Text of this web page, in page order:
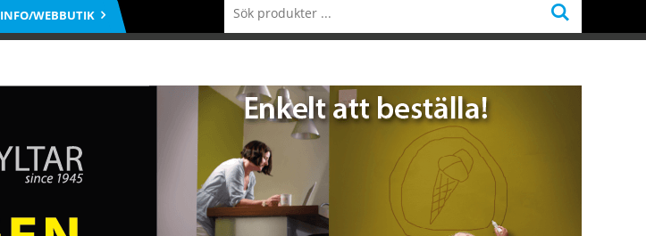
INFO/WEBBUTIK